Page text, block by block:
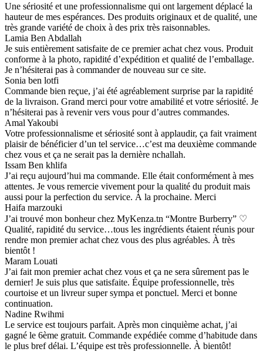
Une sériosité et une professionnalisme qui ont largement déplacé la
hauteur de mes espérances. Des produits originaux et de qualité, une
très grande variété de choix à des prix très raisonnables.
Lamia Ben Abdallah
Je suis entièrement satisfaite de ce premier achat chez vous. Produit
conforme à la photo, rapidité d’expédition et qualité de l’emballage.
Je n’hésiterai pas à commander de nouveau sur ce site.
Sonia ben lotfi
Commande bien reçue, j’ai été agréablement surprise par la rapidité
de la livraison. Grand merci pour votre amabilité et votre sériosité. Je
n’hésiterai pas à revenir vers vous pour d’autres commandes.
Amal Yakoubi
Votre professionnalisme et sériosité sont à applaudir, ça fait vraiment
plaisir de bénéficier d’un tel service…c’est ma deuxième commande
chez vous et ça ne serait pas la dernière nchallah.
Issam Ben khlifa
J’ai reçu aujourd’hui ma commande. Elle était conformément à mes
attentes. Je vous remercie vivement pour la qualité du produit mais
aussi pour la perfection du service. À la prochaine. Merci
Haifa marzouki
J’ai trouvé mon bonheur chez MyKenza.tn “Montre Burberry” ♡
Qualité, rapidité du service…tous les ingrédients étaient réunis pour
rendre mon premier achat chez vous des plus agréables. À très
bientôt !
Maram Louati
J’ai fait mon premier achat chez vous et ça ne sera sûrement pas le
dernier! Je suis plus que satisfaite. Équipe professionnelle, très
courtoise et un livreur super sympa et ponctuel. Merci et bonne
continuation.
Nadine Rwihmi
Le service est toujours parfait. Après mon cinquième achat, j’ai
gagné le 6ème gratuit. Commande expédiée comme d’habitude dans
le plus bref délai. L’équipe est très professionnelle. À bientôt!